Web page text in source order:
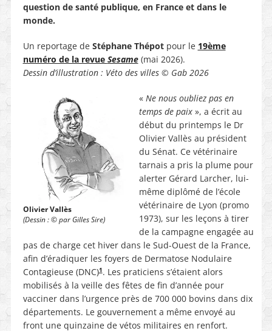
question de santé publique, en France et dans le
monde.
Un reportage de Stéphane Thépotpour le 19ème
numéro de la revue Sesame(mai 2026).
Dessin d’illustration : Véto des villes © Gab 2026
Olivier Vallès
(Dessin : © par Gilles Sire)
« Ne nous oubliez pas en
temps de paix», a écrit au
début du printemps le Dr
Olivier Vallès au président
du Sénat. Ce vétérinaire
tarnais a pris la plume pour
alerter Gérard Larcher, lui-
même diplômé de l’école
vétérinaire de Lyon (promo
1973), sur les leçons à tirer
de la campagne engagée au
pas de charge cet hiver dans le Sud-Ouest de la France,
afin d’éradiquer les foyers de Dermatose Nodulaire
Contagieuse (DNC)1. Les praticiens s’étaient alors
mobilisés à la veille des fêtes de fin d’année pour
vacciner dans l’urgence près de 700 000 bovins dans dix
départements. Le gouvernement a même envoyé au
front une quinzaine de vétos militaires en renfort.